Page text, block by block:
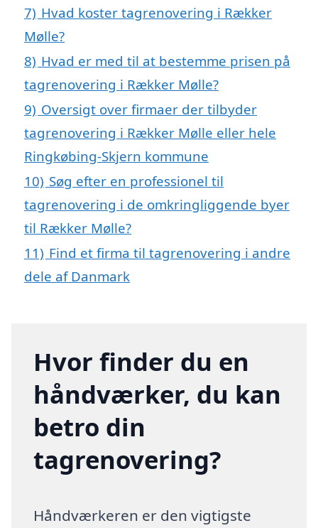
7) Hvad koster tagrenovering i Rækker
Mølle?
8) Hvad er med til at bestemme prisen på
tagrenovering i Rækker Mølle?
9) Oversigt over firmaer der tilbyder
tagrenovering i Rækker Mølle eller hele
Ringkøbing-Skjern kommune
10) Søg efter en professionel til
tagrenovering i de omkringliggende byer
til Rækker Mølle?
11) Find et firma til tagrenovering i andre
dele af Danmark
Hvor finder du en
håndværker, du kan
betro din
tagrenovering?
Håndværkeren er den vigtigste